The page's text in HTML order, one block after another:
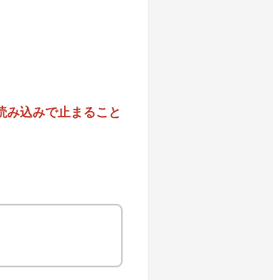
込みで止まること